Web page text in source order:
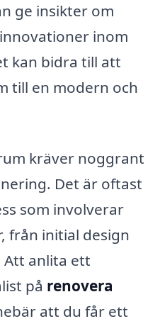
ge insikter om
inom
kan bidra till att
till en modern och
kräver noggrant
Det är oftast
som involverar
från initial design
anlita ett
på renovera
att du får ett